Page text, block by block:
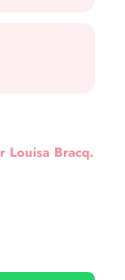
Louisa Bracq.